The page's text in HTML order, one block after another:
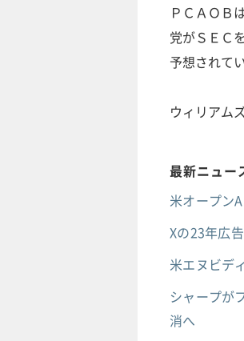
ＰＣＡＯＢ
党がＳＥＣ
予想されて
ウィリアム
最新ニュー
米オープン
Xの23年広
米エヌビデ
シャープが
消へ